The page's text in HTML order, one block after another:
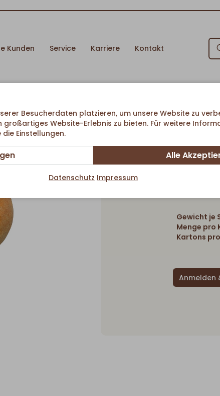
Kunden Service Karriere Kontakt
Gewicht je
Menge pro
Kartons
Besucherdaten platzieren, um unsere Website zu
großartiges Website-Erlebnis zu bieten. Für weitere
Einstellungen.
Alle
Datenschutz Impressum